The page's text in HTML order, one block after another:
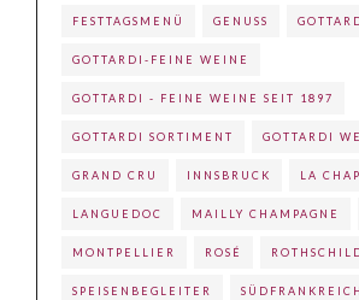
FESTTAGSMENÜ GENUSS
GOTTARDI-FEINE WEINE
GOTTARDI - FEINE WEINE SEIT 1897
GOTTARDI SORTIMENT GOTTARDI
GRAND CRU INNSBRUCK LA
LANGUEDOC MAILLY CHAMPAGNE
MONTPELLIER ROSÉ
SPEISENBEGLEITER SÜDFRANKREICH